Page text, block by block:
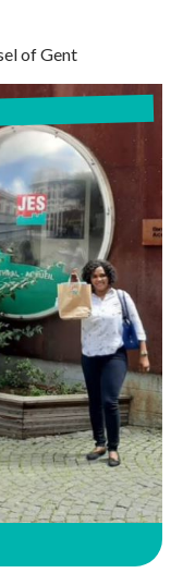
of Gent